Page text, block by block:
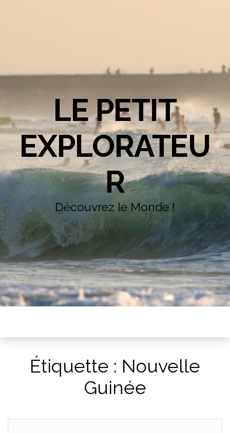
LE PETIT
EXPLORATEU
R
Découvrez le Monde !
Étiquette : Nouvelle
Guinée